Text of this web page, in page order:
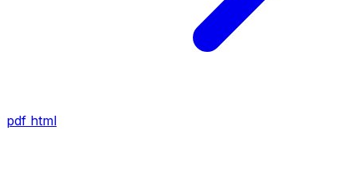
pdf html